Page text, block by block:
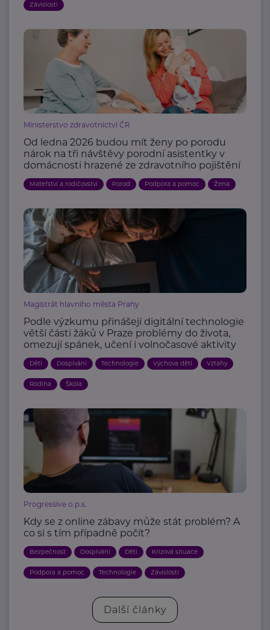
Závislosti
Ministerstvo zdravotnictví ČR
Od ledna 2026 budou mít ženy po porodu
nárok na tři návštěvy porodní asistentky v
domácnosti hrazené ze zdravotního pojištění
Mateřství a rodičovství Porod Podpora a pomoc Žena
Magistrát hlavního města Prahy
Podle výzkumu přinášejí digitální technologie
větší části žáků v Praze problémy do života,
omezují spánek, učení i volnočasové aktivity
Děti Dospívání Technologie Výchova dětí Vztahy
Rodina Škola
Progressive o.p.s.
Kdy se z online zábavy může stát problém? A
co si s tím případně počít?
Bezpečnost Dospívání Děti Krizová situace
Podpora a pomoc Technologie Závislosti
Další články